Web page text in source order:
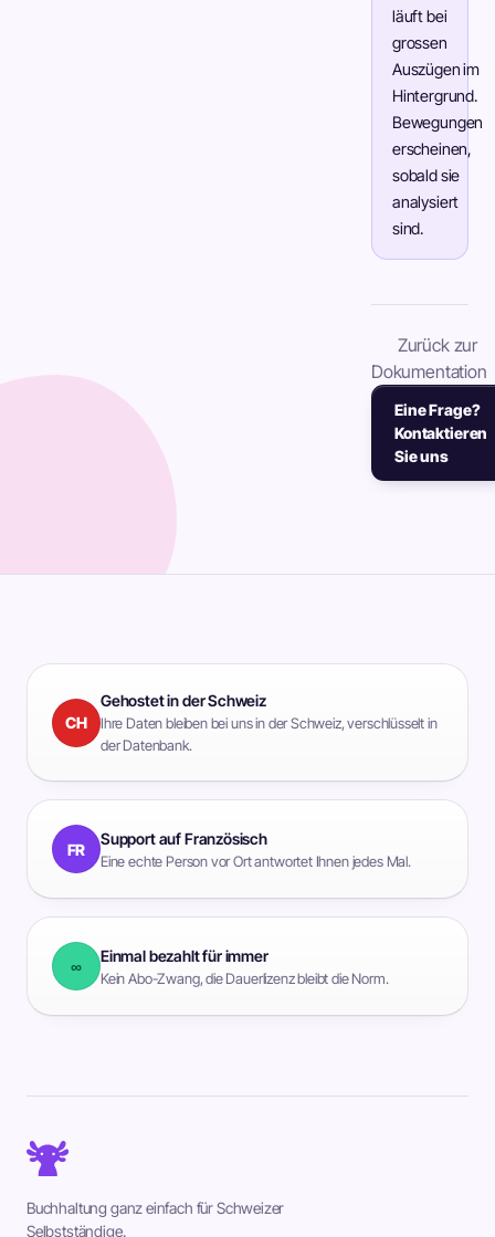
läuft bei
grossen
Auszügen im
Hintergrund.
Bewegungen
erscheinen,
sobald sie
analysiert
sind.
Zurück zur
Dokumentation
Eine Frage?
Kontaktieren
Sie uns
CH
Gehostet in der Schweiz
Ihre Daten bleiben bei uns in der Schweiz, verschlüsselt in
der Datenbank.
FR
Support auf Französisch
Eine echte Person vor Ort antwortet Ihnen jedes Mal.
∞
Einmal bezahlt für immer
Kein Abo-Zwang, die Dauerlizenz bleibt die Norm.
Buchhaltung ganz einfach für Schweizer
Selbstständige.